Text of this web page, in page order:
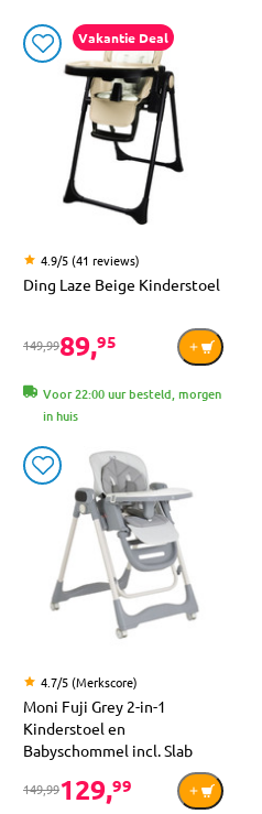
Vakantie Deal
4.9/5 (41 reviews)
Ding Laze Beige Kinderstoel
149,9989,95
Voor 22:00 uur besteld, morgen
in huis
4.7/5 (Merkscore)
Moni Fuji Grey 2-in-1
Kinderstoel en
Babyschommel incl. Slab
149,99129,99